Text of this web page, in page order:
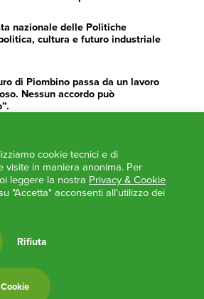
nazionale delle Politiche
cultura e futuro industriale
di Piombino passa da un lavoro
Nessun accordo può
delle istituzioni”
LA TOSCANA TRACCIA LA
2024
– Un’occasione da cogliere
primo incontro del Pd a
cookie tecnici e di
visite in maniera anonima. Per
leggere la nostra Privacy & Cookie
"Accetta" acconsenti all'utilizzo dei
Rifiuta